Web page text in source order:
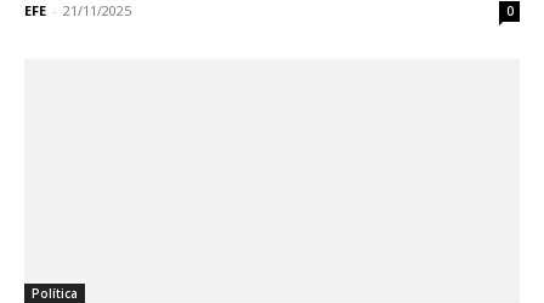
EFE - 21/11/2025 0
Política